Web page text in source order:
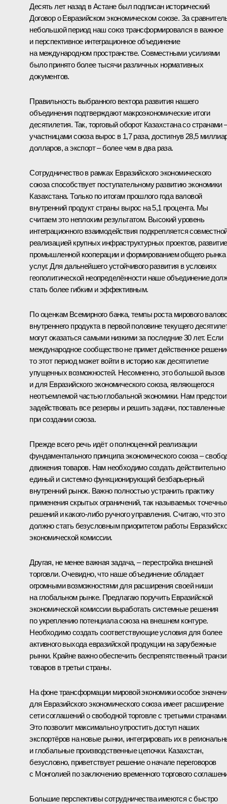
Десять лет назад в Астане был подписан исторический
Договор о Евразийском экономическом союзе. За
небольшой период наш союз трансформировался в важное
и перспективное интеграционное объединение
на международном пространстве. Совместными усилиями
было принято более тысячи различных нормативных
документов.
Правильность выбранного вектора развития нашего
объединения подтверждают макроэкономические итоги
десятилетия. Так, торговый оборот Казахстана со странами
участницами союза вырос в 1,7 раза, достигнув 28,5
долларов, а экспорт – более чем в два раза.
Сотрудничество в рамках Евразийского экономического
союза способствует поступательному развитию экономики
Казахстана. Только по итогам прошлого года валовой
внутренний продукт страны вырос на 5,1 процента. Мы
считаем это неплохим результатом. Высокий уровень
интеграционного взаимодействия подкрепляется
реализацией крупных инфраструктурных проектов,
промышленной кооперации и формированием общего рынка
услуг. Для дальнейшего устойчивого развития в условиях
геополитической неопределённости наше объединение
стать более гибким и эффективным.
По оценкам Всемирного банка, темпы роста мирового
внутреннего продукта в первой половине текущего
могут оказаться самыми низкими за последние 30 лет. Если
международное сообщество не примет действенное
то этот период может войти в историю как десятилетие
упущенных возможностей. Несомненно, это большой вызов
и для Евразийского экономического союза, являющегося
неотъемлемой частью глобальной экономики. Нам
задействовать все резервы и решить задачи, поставленные
при создании союза.
Прежде всего речь идёт о полноценной реализации
фундаментального принципа экономического союза –
движения товаров. Нам необходимо создать действительно
единый и системно функционирующий безбарьерный
внутренний рынок. Важно полностью устранить практику
применения скрытых ограничений, так называемых
решений и какого-либо ручного управления. Считаю, что это
должно стать безусловным приоритетом работы
экономической комиссии.
Другая, не менее важная задача, – перестройка внешней
торговли. Очевидно, что наше объединение обладает
огромными возможностями для расширения своей ниши
на глобальном рынке. Предлагаю поручить Евразийской
экономической комиссии выработать системные решения
по укреплению потенциала союза на внешнем контуре.
Необходимо создать соответствующие условия для более
активного выхода евразийской продукции на зарубежные
рынки. Крайне важно обеспечить беспрепятственный
товаров в третьи страны.
На фоне трансформации мировой экономики особое
для Евразийского экономического союза имеет расширение
сети соглашений о свободной торговле с третьими
Это позволит максимально упростить доступ наших
экспортёров на новые рынки, интегрировать их в
и глобальные производственные цепочки. Казахстан,
безусловно, приветствует решение о начале переговоров
с Монголией по заключению временного торгового
Большие перспективы сотрудничества имеются с быстро